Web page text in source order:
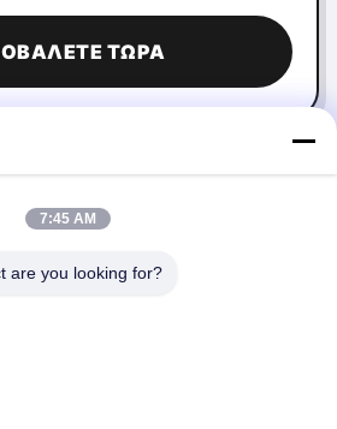
ΤΏΡΑ
7:45 AM
are you looking for?